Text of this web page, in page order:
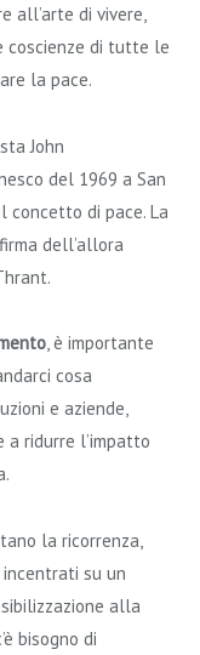
all’arte di vivere,
coscienze di tutte le
la pace.
John
del 1969 a San
concetto di pace. La
dell’allora
, è importante
cosa
e aziende,
a ridurre l’impatto
la ricorrenza,
su un
alla
bisogno di